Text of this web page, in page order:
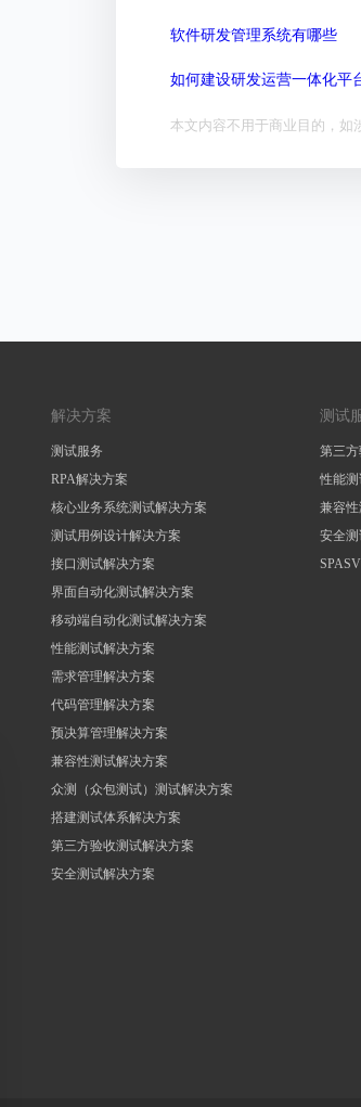
软件研发管理系统有哪些
如何建设研发运营一体化平
本文内容不用于商业目的，如
解决方案
测试服务
RPA解决方案
核心业务系统测试解决方案
测试用例设计解决方案
接口测试解决方案
界面自动化测试解决方案
移动端自动化测试解决方案
性能测试解决方案
需求管理解决方案
代码管理解决方案
预决算管理解决方案
兼容性测试解决方案
众测（众包测试）测试解决方案
搭建测试体系解决方案
第三方验收测试解决方案
安全测试解决方案
测试
第三
性能
兼容
安全